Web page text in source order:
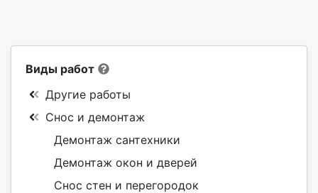
Виды работ
Другие работы
Снос и демонтаж
Демонтаж сантехники
Демонтаж окон и дверей
Снос стен и перегородок